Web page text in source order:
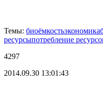
Темы: биоёмкостьэкономика
ресурсыпотребление
4297
2014.09.30 13:01:43